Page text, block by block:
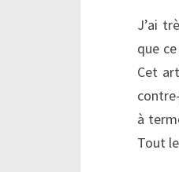
J’ai
que
Cet
à
Tout